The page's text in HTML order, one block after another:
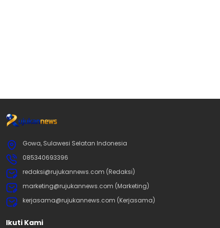
Gowa, Sulawesi Selatan Indonesia
085340693396
redaksi@rujukannews.com (Redaksi)
marketing@rujukannews.com (Marketing)
kerjasama@rujukannews.com (Kerjasama)
Ikuti Kami